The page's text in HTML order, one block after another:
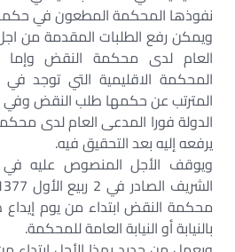
نفوذها المحكمة المطعون في
ويمكن رفع الطلبات المقدمة من
العام لدى محكمة النقض وإما
المحكمة الاقليمية التي توجد
المترتب عن حكمها طلب النقض وفي
الدولة فورا المدعى العام لدى
يرفعه إليه بعد التحقيق فيه.
محكمة النقض ابتداء من يوم
بالنيابة أو النيابة العامة للمحكمة.